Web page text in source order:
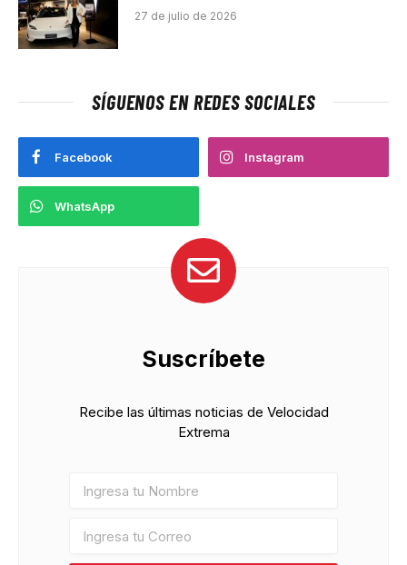
27 de julio de 2026
SÍGUENOS EN REDES SOCIALES
Facebook Instagram
WhatsApp
Suscríbete
Recibe las últimas noticias de Velocidad
Extrema